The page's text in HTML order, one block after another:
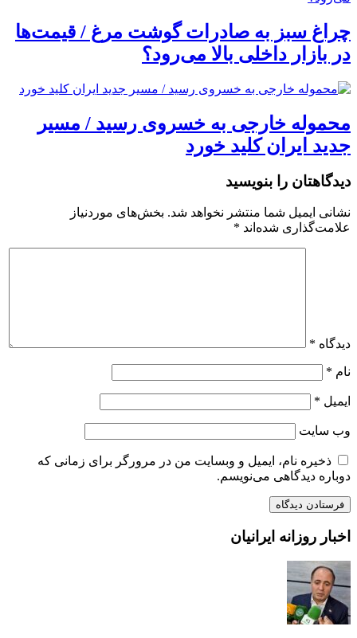
چراغ سبز به صادرات گوشت مرغ / قیمت‌ها
در بازار داخلی بالا می‌رود؟
محموله خارجی به خسروی رسید / مسیر
جدید ایران کلید خورد
دیدگاهتان را بنویسید
نشانی ایمیل شما منتشر نخواهد شد. بخش‌های موردنیاز
علامت‌گذاری شده‌اند *
دیدگاه *
نام *
ایمیل *
وب‌ سایت
ذخیره نام، ایمیل و وبسایت من در مرورگر برای زمانی که
دوباره دیدگاهی می‌نویسم.
اخبار روزانه ایرانیان